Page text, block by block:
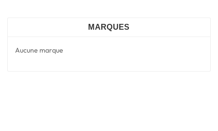
MARQUES
Aucune marque